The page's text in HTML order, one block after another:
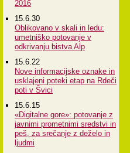
2016
15.6.30
Oblikovano v skali in ledu:
umetniško potovanje v
odkrivanju bistva Alp
15.6.22
Nove informacijske oznake in
usklajeni poteki etap na Rdeči
poti v Švici
15.6.15
«Digitalne gore»: potovanje z
javnimi prometnimi sredstvi in
peš, za srečanje z deželo in
ljudmi